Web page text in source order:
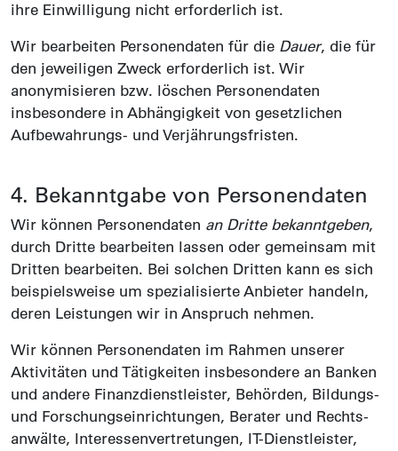
ihre Ein­willigung nicht erforder­lich ist.
Wir bearbeiten Personen­daten für die Dauer, die für
den jeweiligen Zweck erforderlich ist. Wir
anonymisieren bzw. löschen Personen­daten
insbesondere in Abhängigkeit von gesetzlichen
Aufbewahrungs- und Verjährungs­fristen.
4. Bekanntgabe von Personen­daten
Wir können Personen­daten an Dritte bekanntgeben,
durch Dritte bearbeiten lassen oder gemeinsam mit
Dritten bearbeiten. Bei solchen Dritten kann es sich
beispielsweise um speziali­sierte Anbieter handeln,
deren Leistungen wir in Anspruch nehmen.
Wir können Personen­daten im Rahmen unserer
Aktivi­täten und Tätig­keiten insbesondere an Banken
und andere Finanz­dienstleister, Behörden, Bildungs-
und Forschungs­einrichtungen, Berater und Rechts­
anwälte, Interessen­vertretungen, IT-Dienst­leister,